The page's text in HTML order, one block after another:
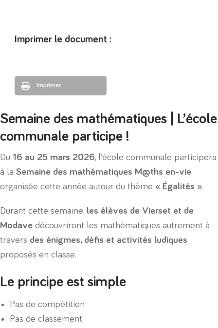
Semaine des mathématiques | L’école
communale participe !
Du 16 au 25 mars 2026, l’école communale participera
à la Semaine des mathématiques M@ths en-vie,
organisée cette année autour du thème « Égalités ».
Durant cette semaine, les élèves de Vierset et de
Modave découvriront les mathématiques autrement à
travers des énigmes, défis et activités ludiques
proposés en classe.
Le principe est simple
Pas de compétition
Pas de classement
Imprimer le document :
Imprimer